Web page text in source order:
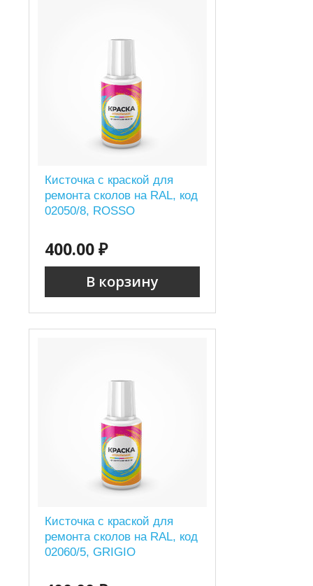
Кисточка с краской для
ремонта сколов на RAL, код
02050/8, ROSSO
400.00 ₽
В корзину
Кисточка с краской для
ремонта сколов на RAL, код
02060/5, GRIGIO